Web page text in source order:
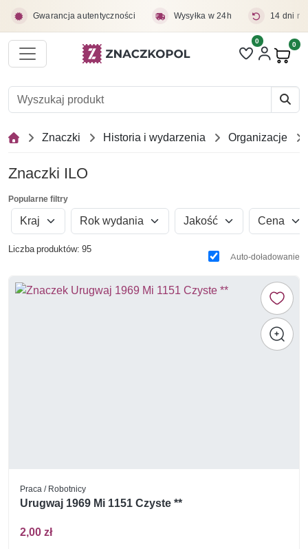
Gwarancja autentyczności Wysyłka w 24h 14 dni
Liczba pozycji
0 0
Znaczki Historia i wydarzenia Organizacje
Znaczki ILO
Popularne filtry
Kraj Rok wydania Jakość Cena
Liczba produktów: 95
Auto-doładowanie
Praca / Robotnicy
Urugwaj 1969 Mi 1151 Czyste **
2,00 zł